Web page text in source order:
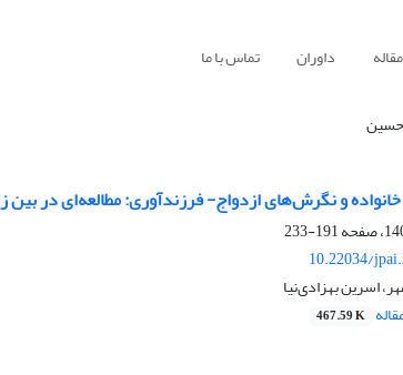
داوران تماس با ما
خانواده و نگرش‌های ازدواج- فرزندآوری: مطالعه‌ای در
191-233
10.22034/
اسرین بهزادی‌نیا
467.59 K